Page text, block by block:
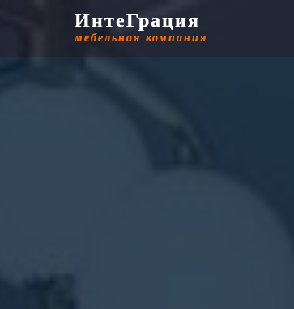
ИнтеГрация
мебельная компания
ИнтеГрация
мебельная компания